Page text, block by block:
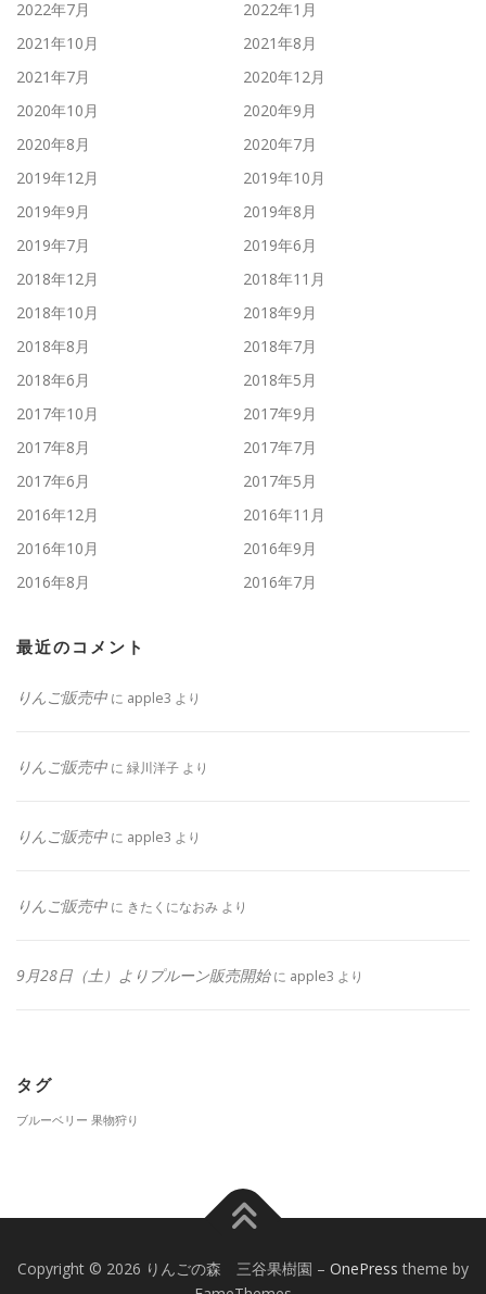
2022年7月
2022年1月
2021年10月
2021年8月
2021年7月
2020年12月
2020年10月
2020年9月
2020年8月
2020年7月
2019年12月
2019年10月
2019年9月
2019年8月
2019年7月
2019年6月
2018年12月
2018年11月
2018年10月
2018年9月
2018年8月
2018年7月
2018年6月
2018年5月
2017年10月
2017年9月
2017年8月
2017年7月
2017年6月
2017年5月
2016年12月
2016年11月
2016年10月
2016年9月
2016年8月
2016年7月
最近のコメント
りんご販売中 に apple3 より
りんご販売中 に 緑川洋子 より
りんご販売中 に apple3 より
りんご販売中 に きたくになおみ より
9月28日（土）よりプルーン販売開始に apple3 より
タグ
ブルーベリー 果物狩り
Copyright © 2026 りんごの森 三谷果樹園 – OnePress theme by